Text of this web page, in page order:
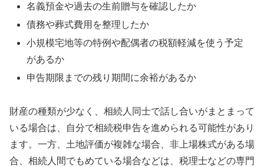
名義預金や過去の生前贈与を確認したか
債務や葬式費用を整理したか
小規模宅地等の特例や配偶者の税額軽減を使う予定
があるか
申告期限までの残り期間に余裕があるか
財産の種類が少なく、相続人同士で話し合いがまとまって
いる場合は、自分で相続税申告を進められる可能性があり
ます。一方、土地評価が複雑な場合、非上場株式がある場
合、相続人間でもめている場合などは、税理士などの専門